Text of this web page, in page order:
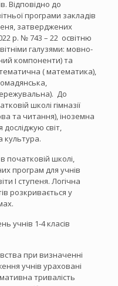
Відповідно до
програми закладів
затверджених
р. № 743 – 22 освітню
галузями: мовно-
компоненти) та
( математика),
До
школі гімназії
та читання), іноземна
досліджую світ,
культура.
початковій школі,
програм для учнів
І ступеня. Логічна
розкривається у
учнів 1-4 класів
при визначенні
учнів ураховані
тривалість